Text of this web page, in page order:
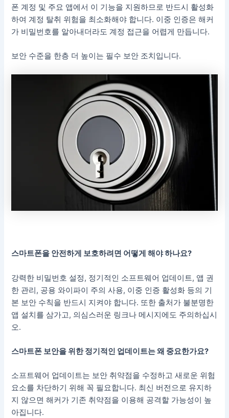
폰 계정 및 주요 앱에서 이 기능을 지원하므로 반드시 활성화
하여 계정 탈취 위험을 최소화해야 합니다. 이중 인증은 해커
가 비밀번호를 알아내더라도 계정 접근을 어렵게 만듭니다.
보안 수준을 한층 더 높이는 필수 보안 조치입니다.
스마트폰을 안전하게 보호하려면 어떻게 해야 하나요?
강력한 비밀번호 설정, 정기적인 소프트웨어 업데이트, 앱 권
한 관리, 공용 와이파이 주의 사용, 이중 인증 활성화 등의 기
본 보안 수칙을 반드시 지켜야 합니다. 또한 출처가 불분명한
앱 설치를 삼가고, 의심스러운 링크나 메시지에도 주의하십시
오.
스마트폰 보안을 위한 정기적인 업데이트는 왜 중요한가요?
소프트웨어 업데이트는 보안 취약점을 수정하고 새로운 위험
요소를 차단하기 위해 꼭 필요합니다. 최신 버전으로 유지하
지 않으면 해커가 기존 취약점을 이용해 공격할 가능성이 높
아집니다.